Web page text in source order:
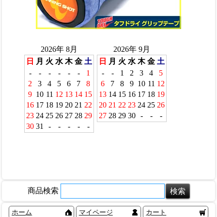
商品検索
ホーム マイページ カート